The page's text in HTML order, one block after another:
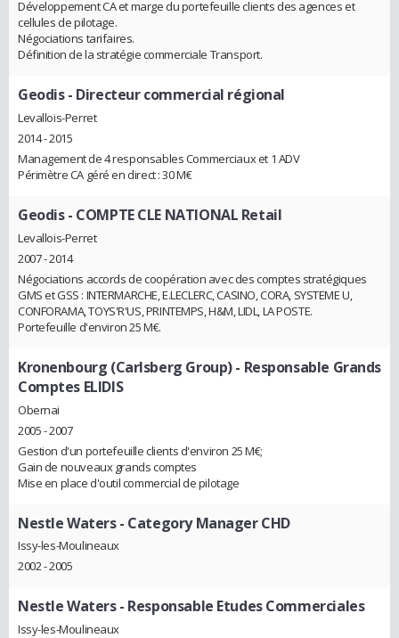
Développement CA et marge du portefeuille clients des agences et
cellules de pilotage.
Négociations tarifaires.
Définition de la stratégie commerciale Transport.
Geodis- Directeur commercial régional
Levallois-Perret
2014 - 2015
Management de 4 responsables Commerciaux et 1 ADV
Périmètre CA géré en direct : 30 M€
Geodis- COMPTE CLE NATIONAL Retail
Levallois-Perret
2007 - 2014
Négociations accords de coopération avec des comptes stratégiques
GMS et GSS : INTERMARCHE, E.LECLERC, CASINO, CORA, SYSTEME U,
CONFORAMA, TOYS'R'US, PRINTEMPS, H&M, LIDL, LA POSTE.
Portefeuille d'environ 25 M€.
Kronenbourg (Carlsberg Group)- Responsable Grands
Comptes ELIDIS
Obernai
2005 - 2007
Gestion d'un portefeuille clients d'environ 25 M€;
Gain de nouveaux grands comptes
Mise en place d'outil commercial de pilotage
Nestle Waters- Category Manager CHD
Issy-les-Moulineaux
2002 - 2005
Nestle Waters- Responsable Etudes Commerciales
Issy-les-Moulineaux